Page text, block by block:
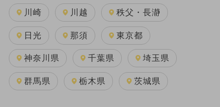
川崎 川越 秩父・長瀞
日光 那須 東京都
神奈川県 千葉県 埼玉県
群馬県 栃木県 茨城県